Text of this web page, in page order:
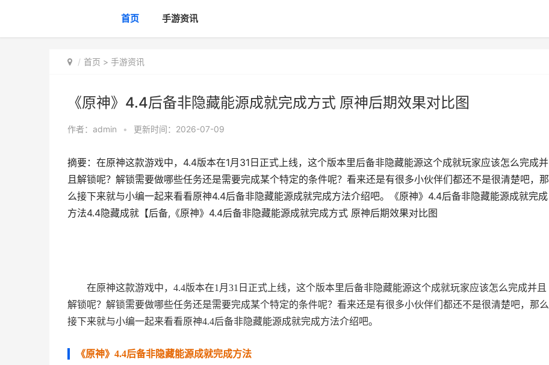
首页 手游资讯
首页 > 手游资讯
《原神》4.4后备非隐藏能源成就完成方式 原神后期效果对比图
作者： admin • 更新时间：2026-07-09
摘要：在原神这款游戏中，4.4版本在1月31日正式上线，这个版本里后备非隐藏能源这个成就玩家应该怎么完成并
且解锁呢？解锁需要做哪些任务还是需要完成某个特定的条件呢？看来还是有很多小伙伴们都还不是很清楚吧，那
么接下来就与小编一起来看看原神4.4后备非隐藏能源成就完成方法介绍吧。《原神》4.4后备非隐藏能源成就完成
方法4.4隐藏成就【后备,《原神》4.4后备非隐藏能源成就完成方式 原神后期效果对比图
在原神这款游戏中，4.4版本在1月31日正式上线，这个版本里后备非隐藏能源这个成就玩家应该怎么完成并且
解锁呢？解锁需要做哪些任务还是需要完成某个特定的条件呢？看来还是有很多小伙伴们都还不是很清楚吧，那么
接下来就与小编一起来看看原神4.4后备非隐藏能源成就完成方法介绍吧。
《原神》4.4后备非隐藏能源成就完成方法